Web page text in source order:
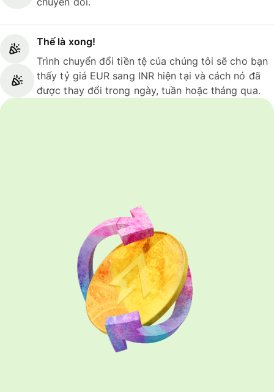
Thế là xong!
Trình chuyển đổi tiền tệ của chúng tôi sẽ cho bạn
thấy tỷ giá EUR sang INR hiện tại và cách nó đã
được thay đổi trong ngày, tuần hoặc tháng qua.